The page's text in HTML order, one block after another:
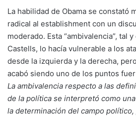
La habilidad de Obama se constató
radical al establishment con un
moderado. Esta “ambivalencia”, tal
Castells, lo hacía vulnerable a los
desde la izquierda y la derecha,
acabó siendo uno de los puntos
La ambivalencia respecto a las
de la política se interpretó como
la determinación del campo